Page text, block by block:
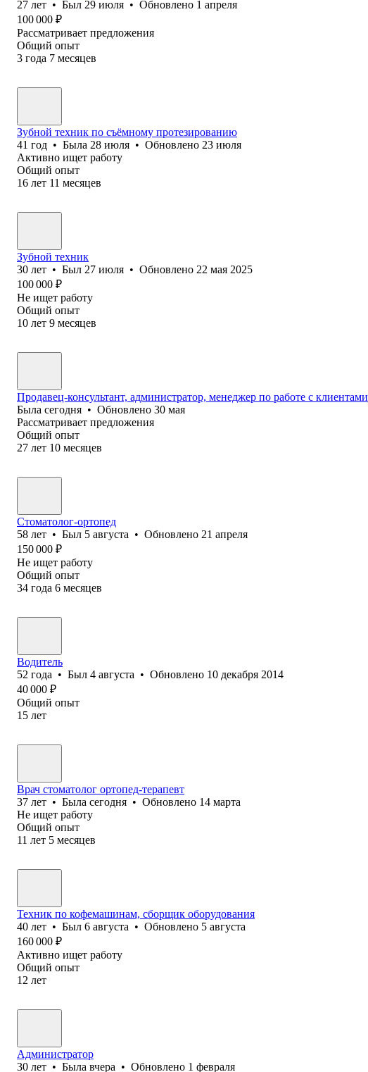
27 лет • Был 29 июля • Обновлено 1 апреля
100 000 ₽
Рассматривает предложения
Общий опыт
3 года 7 месяцев
Зубной техник по съёмному протезированию
41 год • Была 28 июля • Обновлено 23 июля
Активно ищет работу
Общий опыт
16 лет 11 месяцев
Зубной техник
30 лет • Был 27 июля • Обновлено 22 мая 2025
100 000 ₽
Не ищет работу
Общий опыт
10 лет 9 месяцев
Продавец-консультант, администратор, менеджер по работе с клиентами
Была сегодня • Обновлено 30 мая
Рассматривает предложения
Общий опыт
27 лет 10 месяцев
Стоматолог-ортопед
58 лет • Был 5 августа • Обновлено 21 апреля
150 000 ₽
Не ищет работу
Общий опыт
34 года 6 месяцев
Водитель
52 года • Был 4 августа • Обновлено 10 декабря 2014
40 000 ₽
Общий опыт
15 лет
Врач стоматолог ортопед-терапевт
37 лет • Была сегодня • Обновлено 14 марта
Не ищет работу
Общий опыт
11 лет 5 месяцев
Техник по кофемашинам, сборщик оборудования
40 лет • Был 6 августа • Обновлено 5 августа
160 000 ₽
Активно ищет работу
Общий опыт
12 лет
Администратор
30 лет • Была вчера • Обновлено 1 февраля